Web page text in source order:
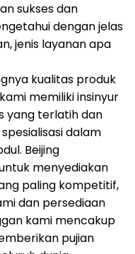
sukses dan
dengan jelas
jenis layanan apa
kualitas produk
memiliki insinyur
yang terlatih dan
dalam
Beijing
menyediakan
paling kompetitif,
dan persediaan
kami mencakup
pujian